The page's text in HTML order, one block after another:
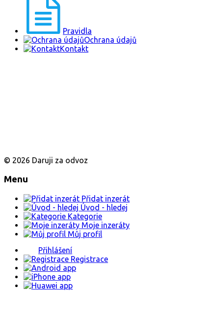
Pravidla
Ochrana údajů
Kontakt
© 2026 Daruji za odvoz
Menu
Přidat inzerát
Úvod - hledej
Kategorie
Moje inzeráty
Můj profil
Přihlášení
Registrace